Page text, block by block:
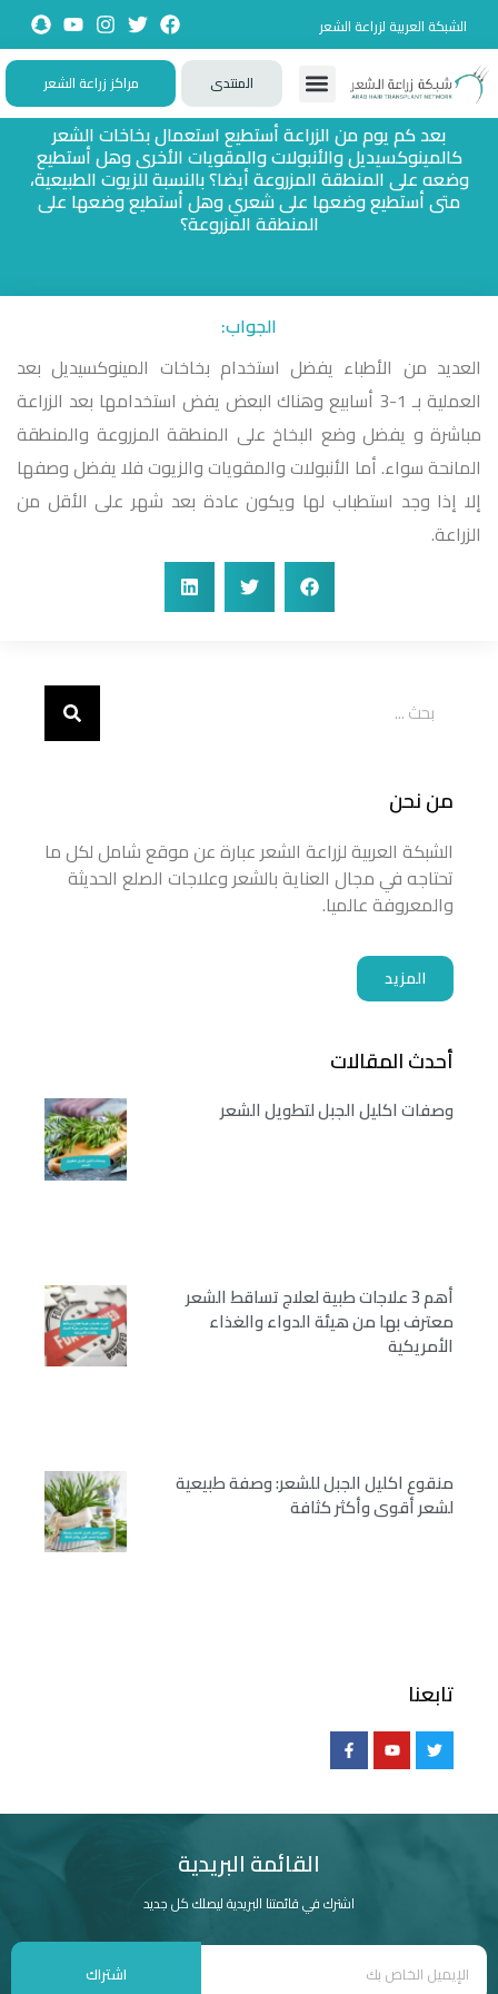
الشبكة العربية لزراعة الشعر
المنتدى مراكز زراعة الشعر
بعد كم يوم من الزراعة أستطيع استعمال بخاخات الشعر
كالمينوكسيديل والأنبولات والمقويات الأخرى وهل أستطيع
وضعه على المنطقة المزروعة أيضا؟ بالنسبة للزيوت الطبيعية،
متى أستطيع وضعها على شعري وهل أستطيع وضعها على
المنطقة المزروعة؟
الجواب:
العديد من الأطباء يفضل استخدام بخاخات المينوكسيديل بعد
العملية بـ 1-3 أسابيع وهناك البعض يفض استخدامها بعد الزراعة
مباشرة و يفضل وضع البخاخ على المنطقة المزروعة والمنطقة
المانحة سواء. أما الأنبولات والمقويات والزيوت فلا يفضل وصفها
إلا إذا وجد استطباب لها ويكون عادة بعد شهر على الأقل من
الزراعة.
من نحن
الشبكة العربية لزراعة الشعر عبارة عن موقع شامل لكل ما
تحتاجه في مجال العناية بالشعر وعلاجات الصلع الحديثة
والمعروفة عالميا.
المزيد
أحدث المقالات
وصفات اكليل الجبل لتطويل الشعر
أهم 3 علاجات طبية لعلاج تساقط الشعر
معترف بها من هيئة الدواء والغذاء
الأمريكية
منقوع اكليل الجبل للشعر: وصفة طبيعية
لشعر أقوى وأكثر كثافة
تابعنا
القائمة البريدية
اشترك في قائمتنا البريدية ليصلك كل جديد
اشتراك